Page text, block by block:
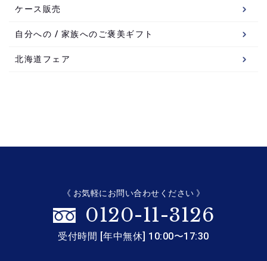
ケース販売
自分への / 家族へのご褒美ギフト
北海道フェア
《 お気軽にお問い合わせください 》
0120-11-3126
受付時間 [年中無休] 10:00〜17:30